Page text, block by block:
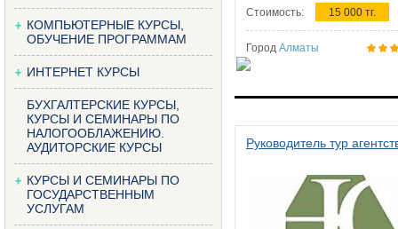
КОМПЬЮТЕРНЫЕ КУРСЫ,
ОБУЧЕНИЕ ПРОГРАММАМ
ИНТЕРНЕТ КУРСЫ
БУХГАЛТЕРСКИЕ КУРСЫ,
КУРСЫ И СЕМИНАРЫ ПО
НАЛОГООБЛАЖЕНИЮ.
АУДИТОРСКИЕ КУРСЫ
КУРСЫ И СЕМИНАРЫ ПО
ГОСУДАРСТВЕННЫМ
УСЛУГАМ
Стоимость: 15 000 тг.
Город Алматы
Руководитель тур